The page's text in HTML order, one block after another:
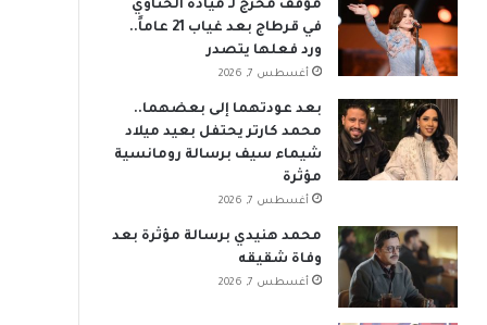
موقف محرج لـ ميادة الحناوي
في قرطاج بعد غياب 21 عاماً..
ورد فعلها يتصدر
أغسطس 7, 2026
بعد عودتهما إلى بعضهما..
محمد كارتر يحتفل بعيد ميلاد
شيماء سيف برسالة رومانسية
مؤثرة
أغسطس 7, 2026
محمد هنيدي برسالة مؤثرة بعد
وفاة شقيقه
أغسطس 7, 2026